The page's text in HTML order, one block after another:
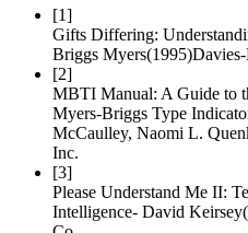
[1]
Gifts Differing:
Briggs Myers(1995)
[2]
MBTI Manual: A Guide to
Myers-Briggs Type
McCaulley, Naomi L.
Inc.
[3]
Please Understand Me II:
Intelligence- David Keirsey(